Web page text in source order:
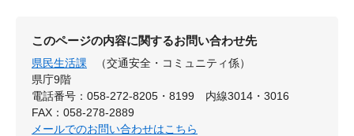
このページの内容に関するお問い合わせ先
県民生活課
（交通安全・コミュニティ係）
県庁9階
電話番号：058-272-8205・8199 内線3014・3016
FAX：058-278-2889
メールでのお問い合わせはこちら